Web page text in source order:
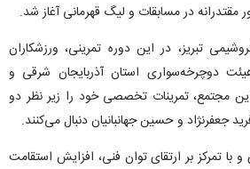
در مسابقات و لیگ قهرمانی آغاز شد.
تبریز، در این دوره تمرینی، ورزشکاران
دوچرخه‌سواری استان آذربایجان شرقی و
مجتمع، تمرینات تخصصی خود را زیر نظر دو
جعفرنژاد و حسین جهانبانیان دنبال می‌کنند.
با تمرکز بر ارتقای توان فنی، افزایش استقامت